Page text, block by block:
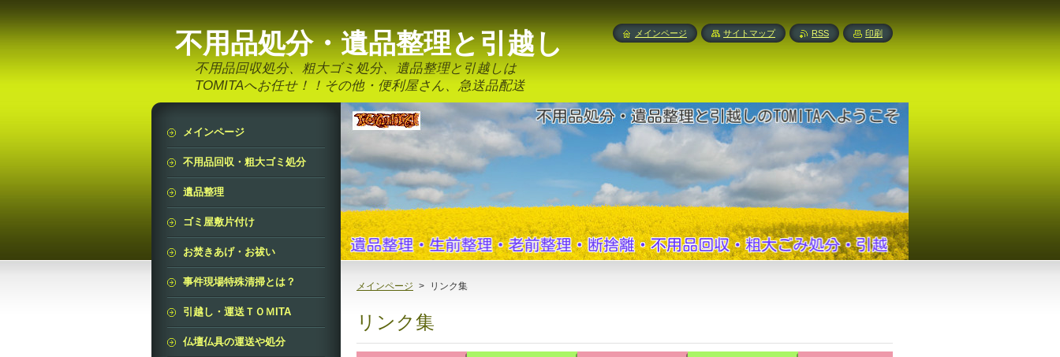
不用品処分・遺品整理と引越し
不用品回収処分、粗大ゴミ処分、遺品整理と引越しは
TOMITAへお任せ！！その他・便利屋さん、急送品配送
メインページ > リンク集
リンク集
メインページ
不用品回収・粗大ゴミ処分
遺品整理
ゴミ屋敷片付け
お焚きあげ・お祓い
事件現場特殊清掃とは？
引越し・運送ＴＯＭITA
仏壇仏具の運送や処分
メインページ サイトマップ RSS 印刷